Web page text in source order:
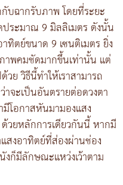
บฉากรับภาพ โดยที่ระยะ
ระมาณ 9 มิลลิเมตร ดังนั้น
ทิตย์ขนาด 9 เซนติเมตร ยิ่ง
าพคมชัดมากขึ้นเท่านั้น แต่
ย วิธีนี้ทำให้เราสามารถ
าจะเป็นอันตรายต่อดวงตา
มีโอกาสหันมามองแสง
ยหลักการเดียวกันนี้ หากมี
สงอาทิตย์ที่ส่องผ่านช่อง
ก็มีลักษณะแหว่งเว้าตาม